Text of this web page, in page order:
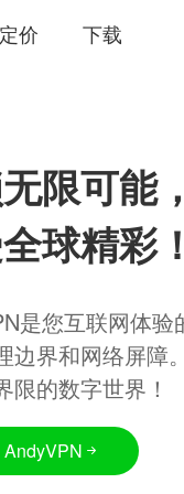
定价 下载
限可能，
球精彩！
是您互联网体
边界和网络屏障
限的数字世界！
AndyVPN